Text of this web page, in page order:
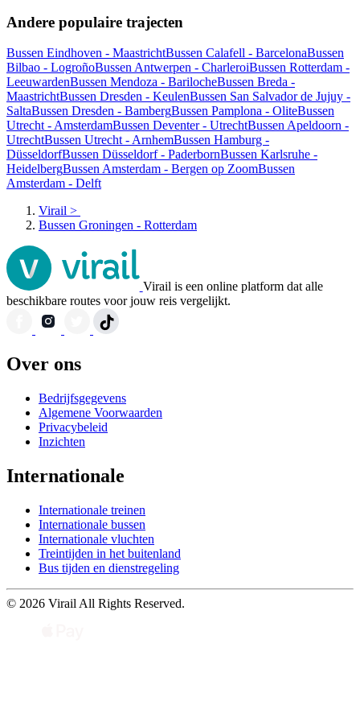
Andere populaire trajecten
Bussen Eindhoven - MaastrichtBussen Calafell - BarcelonaBussen
Bilbao - LogroñoBussen Antwerpen - CharleroiBussen Rotterdam -
LeeuwardenBussen Mendoza - BarilocheBussen Breda -
MaastrichtBussen Dresden - KeulenBussen San Salvador de Jujuy -
SaltaBussen Dresden - BambergBussen Pamplona - OliteBussen
Utrecht - AmsterdamBussen Deventer - UtrechtBussen Apeldoorn -
UtrechtBussen Utrecht - ArnhemBussen Hamburg -
DüsseldorfBussen Düsseldorf - PaderbornBussen Karlsruhe -
HeidelbergBussen Amsterdam - Bergen op ZoomBussen
Amsterdam - Delft
Virail >
Bussen Groningen - Rotterdam
Virail is een online platform dat alle
beschikbare routes voor jouw reis vergelijkt.
Over ons
Bedrijfsgegevens
Algemene Voorwaarden
Privacybeleid
Inzichten
Internationale
Internationale treinen
Internationale bussen
Internationale vluchten
Treintijden in het buitenland
Bus tijden en dienstregeling
© 2026 Virail All Rights Reserved.